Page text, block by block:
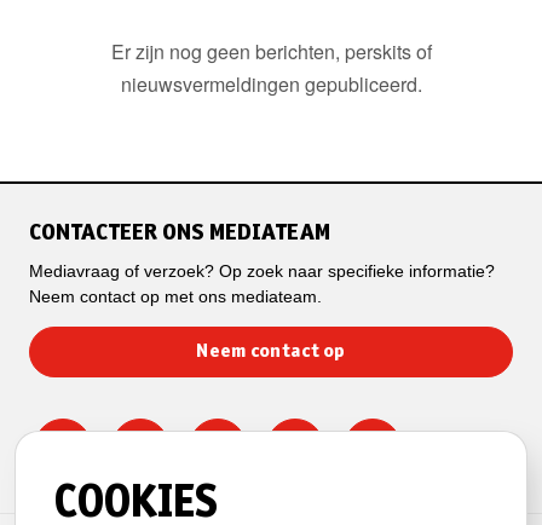
Er zijn nog geen berichten, perskits of
nieuwsvermeldingen gepubliceerd.
CONTACTEER ONS MEDIATEAM
Mediavraag of verzoek? Op zoek naar specifieke informatie?
Neem contact op met ons mediateam.
Neem contact op
COOKIES